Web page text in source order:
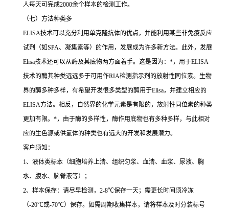
人每天可完成2000余个样本的检测工作。
（七）方法种类多
ELISA技术可以充分利用单克隆抗体的优点，并能利用某些非免疫反应
试剂（如SPA、凝集素等）的作用，发展成为许多新方法。此外，发展
Elisa技术还可以从酶及其底物两方面着手。这是因为： *，用于ELISA
技术的酶其种类远远多于可用作RIA检测指示剂的放射性同位素。生物
界的酶多种多样，有希望开发很多类型的酶用于Elisa，并建立相应的
ELISA方法。相反，自然界的化学元素是有限的，放射性同位素的种类
更加有限。 *，由于酶的多样性，酶作用底物也有多种多样，与此相对
应的生色源或供氢体的种类也有远大的开发和发展潜力。
客户须知：
1、液体类标本（细胞培养上清、组织匀浆、血清、血浆、尿液、胸
水、腹水、脑脊液等）；
2、样本保存：请尽早检测， 2-8℃保存一天；需更长时间须冷冻
（-20℃或-70℃）保存。如需周期收集样本，请将样本及时分装标号